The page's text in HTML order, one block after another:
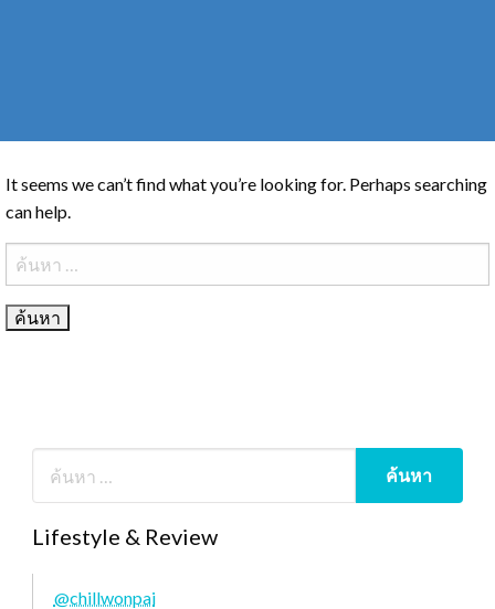
It seems we can’t find what you’re looking for. Perhaps searching
can help.
ค้นหา
สำหรับ:
Lifestyle & Review
@chillwonpai